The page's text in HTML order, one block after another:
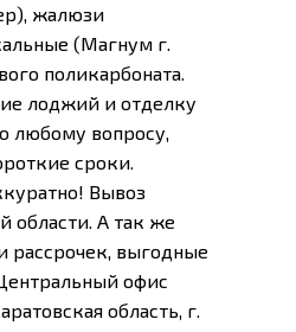
жалюзи
(Магнум г.
поликарбоната.
лоджий и отделку
любому вопросу,
сроки.
Вывоз
области. А так же
рассрочек, выгодные
офис
область, г.